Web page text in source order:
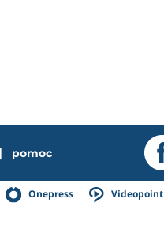
| pomoc
Onepress Videopoint